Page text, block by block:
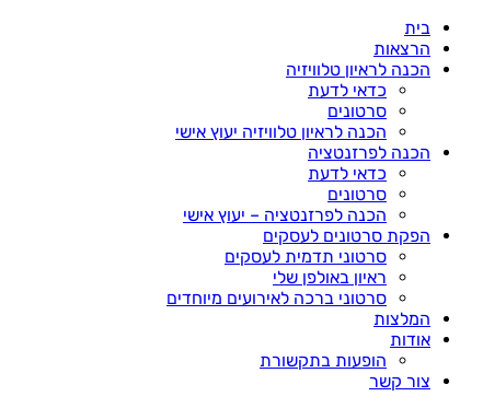
לתוכן
בית
הרצאות
הכנה לראיון טלוויזיה
כדאי לדעת
סרטונים
הכנה לראיון טלוויזיה יעוץ אישי
הכנה לפרזנטציה
כדאי לדעת
סרטונים
הכנה לפרזנטציה – יעוץ אישי
הפקת סרטונים לעסקים
סרטוני תדמית לעסקים
ראיון באולפן שלי
סרטוני ברכה לאירועים מיוחדים
המלצות
אודות
הופעות בתקשורת
צור קשר